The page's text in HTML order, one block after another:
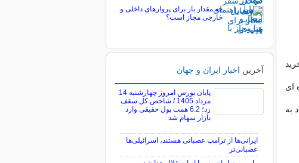
ای
به
چه مقدار بار برای پروازهای داخلی و
خارجی مجاز است؟
آخرین اخبار ایران و جهان
پایان بورس امروز چهارشنبه 14
مرداد 1405 / شاخص کل سقف
زد؛ 6.2 همت پول حقیقی وارد
بازار سهام شد
ایرانی‌ها از ترامپ عصبانی هستند، اسرائیلی‌ها
عصبانی‌تر